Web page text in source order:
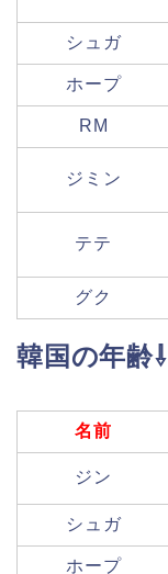
シュガ
ホープ
RM
ジミン
テテ
グク
韓国の年齢⇩
名前
ジン
シュガ
ホープ